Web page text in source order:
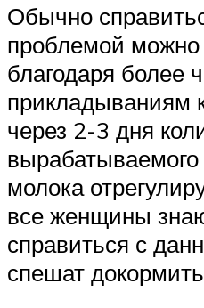
Обычно
проблемой
благодаря более
прикладываниям
через 2-3 дня
молока
все женщины
справиться с
спешат